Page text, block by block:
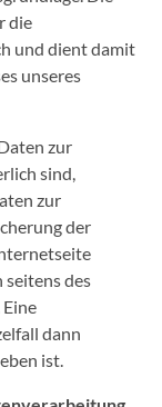
die
und dient damit
unseres
zur
sind,
zur
der
des
dann
ist.